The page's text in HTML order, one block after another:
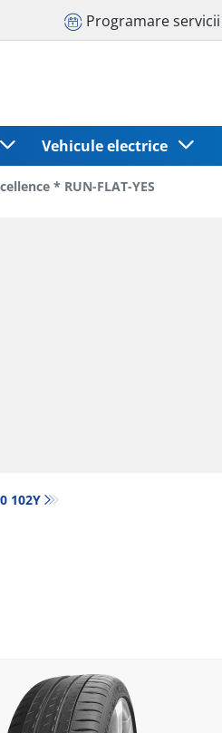
Programare
Vehicule electrice
* RUN-FLAT-YES
102Y